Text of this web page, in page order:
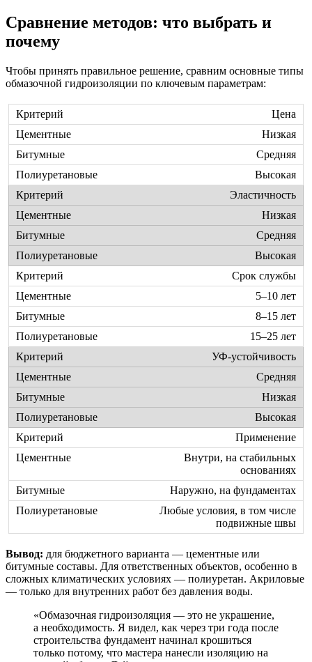
Сравнение методов: что выбрать и
почему
Чтобы принять правильное решение, сравним основные типы
обмазочной гидроизоляции по ключевым параметрам:
Цена
Низкая
Средняя
Высокая
Эластичность
Низкая
Средняя
Высокая
Срок службы
5–10 лет
8–15 лет
15–25 лет
УФ-устойчивость
Средняя
Низкая
Высокая
Применение
Внутри, на стабильных
основаниях
Наружно, на фундаментах
Любые условия, в том числе
подвижные швы
Вывод: для бюджетного варианта — цементные или
битумные составы. Для ответственных объектов, особенно в
сложных климатических условиях — полиуретан. Акриловые
— только для внутренних работ без давления воды.
«Обмазочная гидроизоляция — это не украшение,
а необходимость. Я видел, как через три года после
строительства фундамент начинал крошиться
только потому, что мастера нанесли изоляцию на